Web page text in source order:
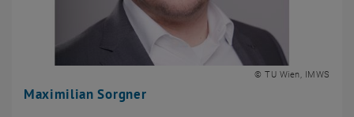
Maximilian Sorgner
© TU Wien, IMWS